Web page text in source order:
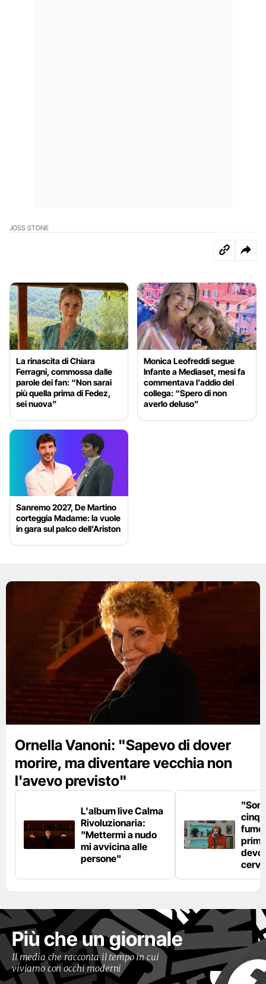
JOSS STONE
La rinascita di Chiara
Ferragni, commossa dalle
parole dei fan: “Non sarai
più quella prima di Fedez,
sei nuova”
Monica Leofreddi segue
Infante a Mediaset, mesi fa
commentava l’addio del
collega: “Spero di non
averlo deluso”
Sanremo 2027, De Martino
corteggia Madame: la vuole
in gara sul palco dell’Ariston
Ornella Vanoni: "Sapevo di dover
morire, ma diventare vecchia non
l'avevo previsto"
L'album live Calma
Rivoluzionaria:
"Mettermi a nudo
mi avvicina alle
persone"
fumo
devo
Più che un giornale
Il media che racconta il tempo in cui
viviamo con occhi moderni